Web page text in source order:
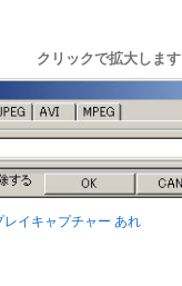
クリックで拡大します
イキャプチャー あれ